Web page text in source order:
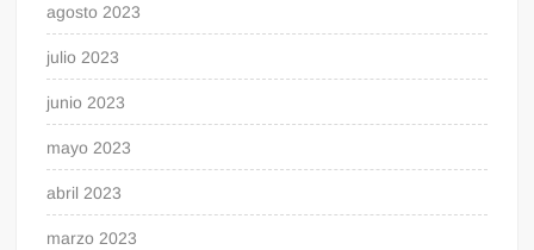
agosto 2023
julio 2023
junio 2023
mayo 2023
abril 2023
marzo 2023